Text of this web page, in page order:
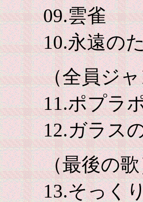
09.雲雀
10.永遠の
（全員ジ
11.ポプラ
12.ガラス
（最後の
13.そっく